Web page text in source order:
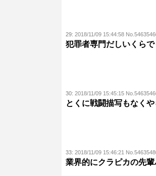
29: 2018/11/09 15:44:58
犯罪者専門だしいくら
30: 2018/11/09 15:45:15
とくに戦闘描写もなく
33: 2018/11/09 15:46:21
業界的にクラピカの先